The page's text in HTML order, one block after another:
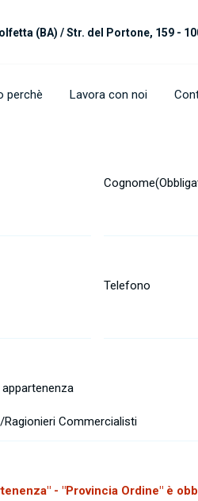
(BA) /Str. del Portone, 159 -
perchè Lavora con noi
Cognome
Telefono
appartenenza
- "Provincia Ordine" è